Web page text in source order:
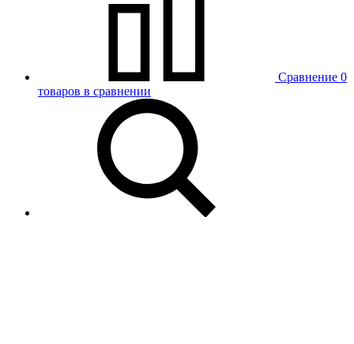
Сравнение 0
товаров в сравнении